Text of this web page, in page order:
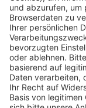
deshalb auf
Die Fahrgäste
zum nächsten
hatte der letzte
wurde laut
abgeschleppt
Außerdem